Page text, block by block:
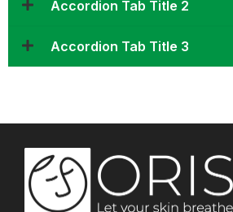
Accordion Tab Title 2
Accordion Tab Title 3